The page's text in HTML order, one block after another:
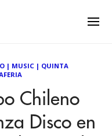
| MUSIC| QUINTA
Chileno
Disco en